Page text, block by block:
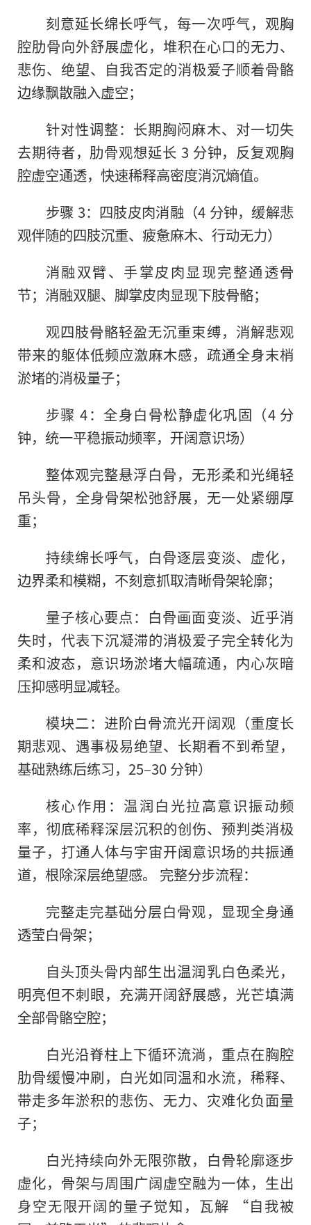
刻意延长绵长呼气，每一次呼气，观胸
腔肋骨向外舒展虚化，堆积在心口的无力、
悲伤、绝望、自我否定的消极爱子顺着骨骼
边缘飘散融入虚空；
针对性调整：长期胸闷麻木、对一切失
去期待者，肋骨观想延长 3 分钟，反复观胸
腔虚空通透，快速稀释高密度消沉熵值。
步骤 3：四肢皮肉消融（4 分钟，缓解悲
观伴随的四肢沉重、疲惫麻木、行动无力）
消融双臂、手掌皮肉显现完整通透骨
节；消融双腿、脚掌皮肉显现下肢骨骼；
观四肢骨骼轻盈无沉重束缚，消解悲观
带来的躯体低频应激麻木感，疏通全身末梢
淤堵的消极量子；
步骤 4：全身白骨松静虚化巩固（4 分
钟，统一平稳振动频率，开阔意识场）
整体观完整悬浮白骨，无形柔和光绳轻
吊头骨，全身骨架松弛舒展，无一处紧绷厚
重；
持续绵长呼气，白骨逐层变淡、虚化，
边界柔和模糊，不刻意抓取清晰骨架轮廓；
量子核心要点：白骨画面变淡、近乎消
失时，代表下沉凝滞的消极爱子完全转化为
柔和波态，意识场淤堵大幅疏通，内心灰暗
压抑感明显减轻。
模块二：进阶白骨流光开阔观（重度长
期悲观、遇事极易绝望、长期看不到希望，
基础熟练后练习，25–30 分钟）
核心作用：温润白光拉高意识振动频
率，彻底稀释深层沉积的创伤、预判类消极
量子，打通人体与宇宙开阔意识场的共振通
道，根除深层绝望感。 完整分步流程：
完整走完基础分层白骨观，显现全身通
透莹白骨架；
自头顶头骨内部生出温润乳白色柔光，
明亮但不刺眼，充满开阔舒展感，光芒填满
全部骨骼空腔；
白光沿脊柱上下循环流淌，重点在胸腔
肋骨缓慢冲刷，白光如同温和水流，稀释、
带走多年淤积的悲伤、无力、灾难化负面量
子；
白光持续向外无限弥散，白骨轮廓逐步
虚化，骨架与周围广阔虚空融为一体，生出
身空无限开阔的量子觉知，瓦解 “自我被